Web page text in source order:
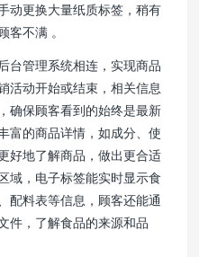
动更换大量纸质标签，稍有
不满 。
台管理系统相连，实现商品
活动开始或结束，相关信息
确保顾客看到的始终是最新
富的商品详情，如成分、使
好地了解商品，做出更合适
域，电子标签能实时显示食
配料表等信息，顾客还能通
件，了解食品的来源和品